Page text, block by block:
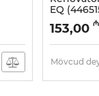
EQ
Artikul:
153,00 ₼
Mövcud